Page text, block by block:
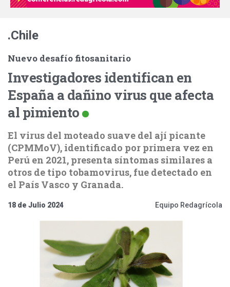
.Chile
Nuevo desafío fitosanitario
Investigadores identifican en
España a dañino virus que afecta
al pimiento
El virus del moteado suave del ají picante
(CPMMoV), identificado por primera vez en
Perú en 2021, presenta síntomas similares a
otros de tipo tobamovirus, fue detectado en
el País Vasco y Granada.
18 de Julio 2024 Equipo Redagrícola